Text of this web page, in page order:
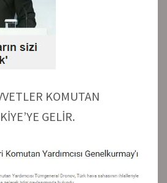
KOMUTAN
GELİR.